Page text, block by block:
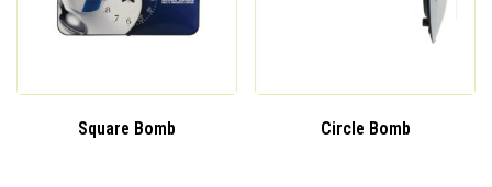
Square Bomb Circle Bomb